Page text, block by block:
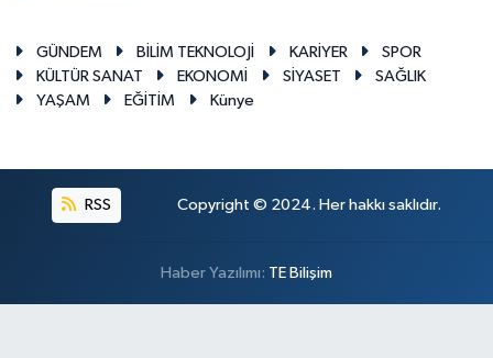
GÜNDEM BİLİM TEKNOLOJİ KARİYER
SPOR
KÜLTÜR SANAT
EKONOMİ SİYASET
SAĞLIK
YAŞAM
EĞİTİM Künye
RSS Copyright © 2024. Her hakkı saklıdır.
Haber Yazılımı: TE Bilişim